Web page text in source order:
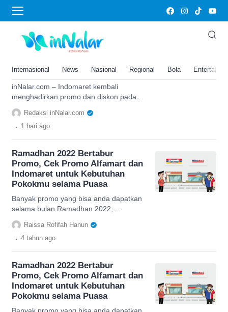
Internasional News Nasional Regional Bola
promo Indomaret
Promo Indomaret HARI INI 7
Agustus Minyak Goreng 2 Liter
50 Persen
inNalar.com – Indomaret kembali
menghadirkan promo dan diskon pada
hari ini, Jumat (7/8/2026) untuk periode
6-19 Agustus 2026. Berbagai kebutuhan
rumah tangga, makanan, minuman,
hemat hingga diskon 50 persen.
Program promo Indomaret ini mencakup
Promo 4 Hari, hingga Promo Super
Hemat Spesial Merdeka yang berlaku di
[…]
Redaksi inNalar.com
. 1 hari ago
Ramadhan 2022 Bertabur
Promo, Cek Promo Alfamart dan
Indomaret untuk Kebutuhan
Pokokmu selama Puasa
Banyak promo yang bisa anda dapatkan
selama bulan Ramadhan 2022,
diantaranya promo gerai retail Alfamart
dan Indomaret, cek lengkapnya
Raissa Rofifah Hanun
. 4 tahun ago
Ramadhan 2022 Bertabur
Promo, Cek Promo Alfamart dan
Indomaret untuk Kebutuhan
Pokokmu selama Puasa